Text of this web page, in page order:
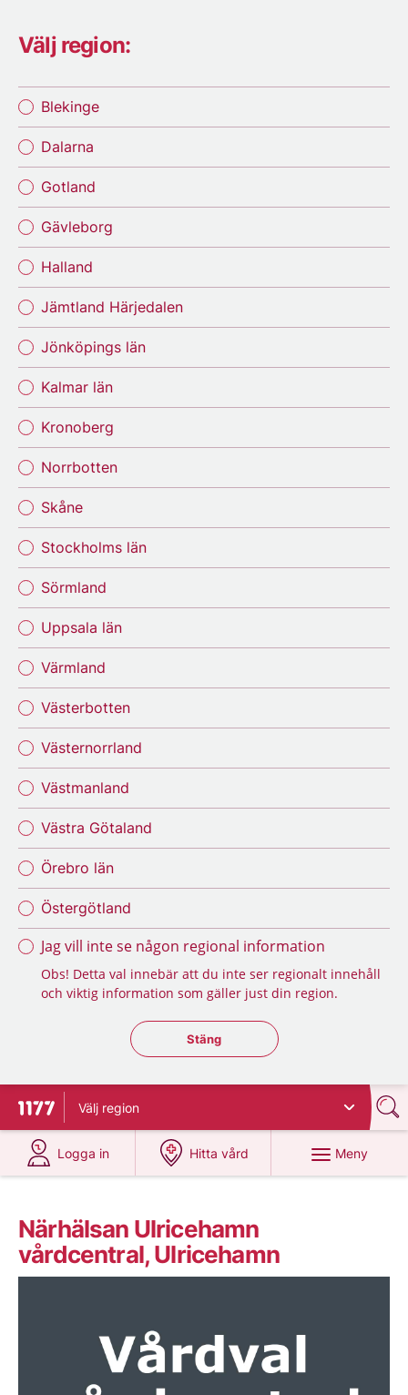
Välj region:
Blekinge
Dalarna
Gotland
Gävleborg
Halland
Jämtland Härjedalen
Jönköpings län
Kalmar län
Kronoberg
Norrbotten
Skåne
Stockholms län
Sörmland
Uppsala län
Värmland
Västerbotten
Västernorrland
Västmanland
Västra Götaland
Örebro län
Östergötland
Jag vill inte se någon regional information
Obs! Detta val innebär att du inte ser regionalt innehåll
och viktig information som gäller just din region.
Stäng regionsväljaren
Stäng
Till startsidan för 1177
Välj region
Logga in
på 1177.se
Hitta vård
på 1177.se
Meny
Närhälsan Ulricehamn
vårdcentral, Ulricehamn